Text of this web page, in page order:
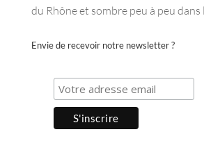
du Rhône et sombre peu à peu dans
Envie de recevoir notre newsletter ?